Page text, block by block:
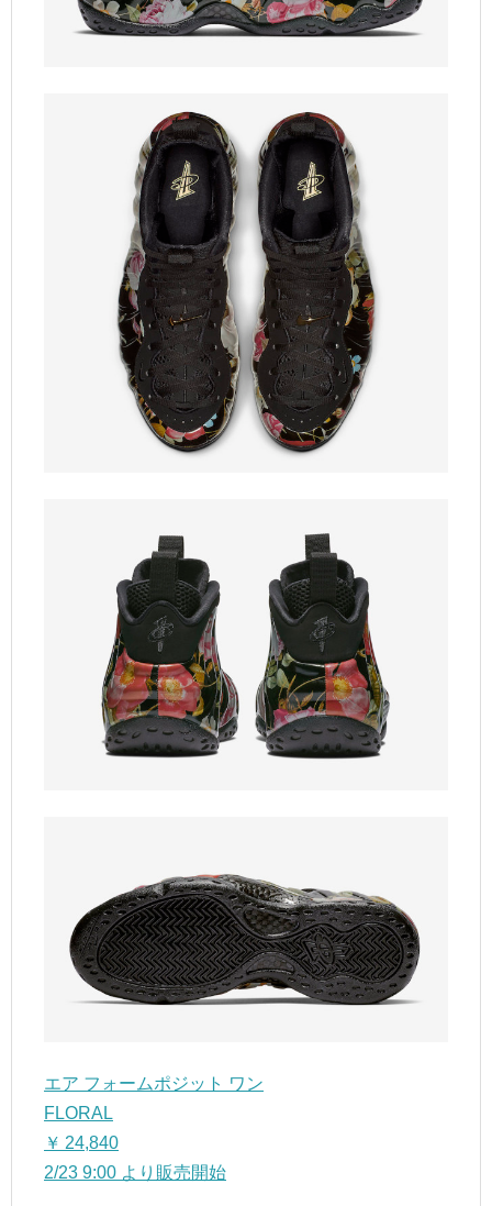
エア フォームポジット ワン
FLORAL
￥ 24,840
2/23 9:00 より販売開始